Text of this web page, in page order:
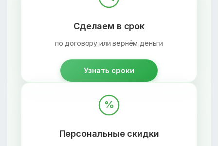
Сделаем в срок
по договору или вернём деньги
Узнать сроки
%
Персональные скидки